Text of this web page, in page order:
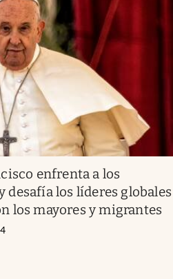
enfrenta a los
desafía los líderes globales
los mayores y migrantes